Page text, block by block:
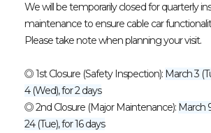
We will be temporarily closed for quarterly
maintenance to ensure cable car
Please take note when planning your visit.
◎ 1st Closure (Safety Inspection): March 3
4 (Wed), for 2 days
◎ 2nd Closure (Major Maintenance): March
24 (Tue), for 16 days